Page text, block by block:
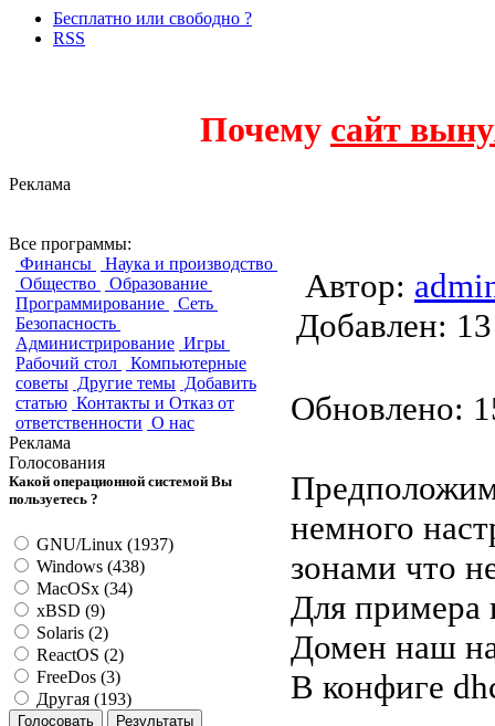
Бесплатно или свободно ?
RSS
Почему сайт
Реклама
Все программы:
Финансы
Наука и производство
Общество
Образование
Программирование
Сеть
Безопасность
Администрирование Игры
Рабочий стол
Компьютерные
советы Другие темы Добавить
статью Контакты и Отказ от
ответственности О нас
Реклама
Голосования
Какой операционной системой Вы
пользуетесь ?
GNU/Linux (1937)
Windows (438)
MacOSx (34)
xBSD (9)
Solaris (2)
ReactOS (2)
FreeDos (3)
Другая (193)
Автор:
Обновлено:
немного
зонами что
Для примера
Домен наш
В конфиге